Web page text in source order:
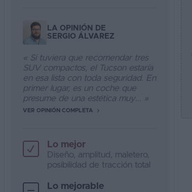
LA OPINIÓN DE
SERGIO ÁLVAREZ
« Si tuviera que recomendar tres
SUV compactos, el Tucson estaría
en esa lista con toda seguridad. En
primer lugar, es un coche que
presume de una estética muy... »
VER OPINIÓN COMPLETA
Lo mejor
Diseño, amplitud, maletero,
posibilidad de tracción total
Lo mejorable